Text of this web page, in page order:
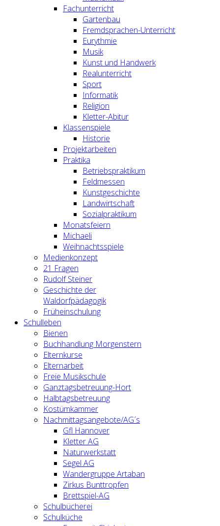
Fachunterricht
Gartenbau
Fremdsprachen-Unterricht
Eurythmie
Musik
Kunst und Handwerk
Realunterricht
Sport
Informatik
Religion
Kletter-Abitur
Klassenspiele
Historie
Projektarbeiten
Praktika
Betriebspraktikum
Feldmessen
Kunstgeschichte
Landwirtschaft
Sozialpraktikum
Monatsfeiern
Michaeli
Weihnachtsspiele
Medienkonzept
21 Fragen
Rudolf Steiner
Geschichte der
Waldorfpädagogik
Früheinschulung
Schulleben
Bienen
Buchhandlung Morgenstern
Elternkurse
Elternarbeit
Freie Musikschule
Ganztagsbetreuung-Hort
Halbtagsbetreuung
Kostümkammer
Nachmittagsangebote/AG´s
Gfl Hannover
Kletter AG
Naturwerkstatt
Segel AG
Wandergruppe Artaban
Zirkus Bunttropfen
Brettspiel-AG
Schulbücherei
Schulküche